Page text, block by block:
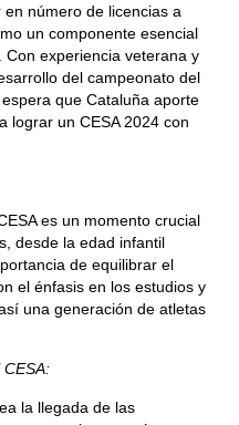
número de licencias a
un componente esencial
experiencia veterana y
del campeonato del
que Cataluña aporte
lograr un CESA 2024 con
es un momento crucial
desde la edad infantil
de equilibrar el
el énfasis en los estudios y
una generación de atletas
la llegada de las